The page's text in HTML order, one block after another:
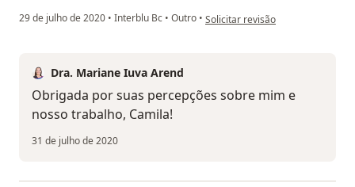
29 de julho de 2020 • Interblu Bc • Outro • na opinião do utilizador Camila
Solicitar revisão
Dra. Mariane Iuva Arend
Obrigada por suas percepções sobre mim e
nosso trabalho, Camila!
31 de julho de 2020